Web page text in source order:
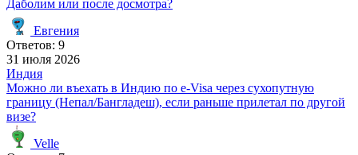
Даболим или после досмотра?
Евгения
Ответов: 9
31 июля 2026
Индия
Можно ли въехать в Индию по e-Visa через сухопутную
границу (Непал/Бангладеш), если раньше прилетал по другой
визе?
Velle